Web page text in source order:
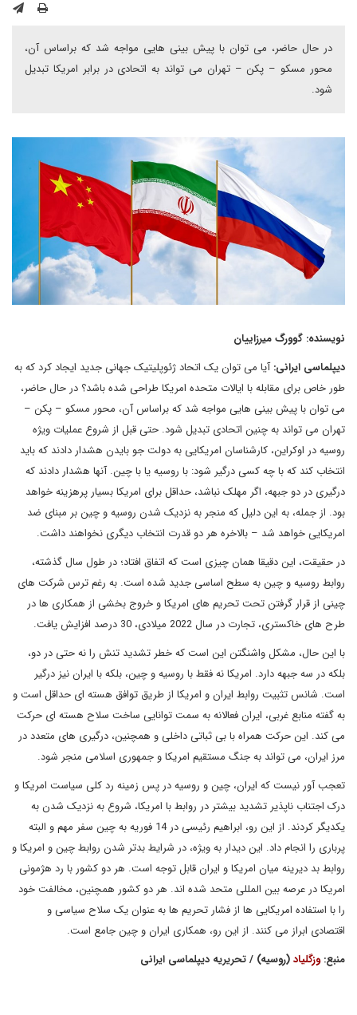
در حال حاضر، می توان با پیش بینی هایی مواجه شد که براساس آن،
محور مسکو – پکن – تهران می تواند به اتحادی در برابر امریکا تبدیل
شود.
نویسنده: گوورگ میرزاییان
دیپلماسی ایرانی:آیا می توان یک اتحاد ژئوپلیتیک جهانی جدید ایجاد کرد که به
طور خاص برای مقابله با ایالات متحده امریکا طراحی شده باشد؟ در حال حاضر،
می توان با پیش بینی هایی مواجه شد که براساس آن، محور مسکو – پکن –
تهران می تواند به چنین اتحادی تبدیل شود. حتی قبل از شروع عملیات ویژه
روسیه در اوکراین، کارشناسان امریکایی به دولت جو بایدن هشدار دادند که باید
انتخاب کند که با چه کسی درگیر شود: با روسیه یا با چین. آنها هشدار دادند که
درگیری در دو جبهه، اگر مهلک نباشد، حداقل برای امریکا بسیار پرهزینه خواهد
بود. از جمله، به این دلیل که منجر به نزدیک شدن روسیه و چین بر مبنای ضد
امریکایی خواهد شد – بالاخره هر دو قدرت انتخاب دیگری نخواهند داشت.
در حقیقت، این دقیقا همان چیزی است که اتفاق افتاد؛ در طول سال گذشته،
روابط روسیه و چین به سطح اساسی جدید شده است. به رغم ترس شرکت های
چینی از قرار گرفتن تحت تحریم های امریکا و خروج بخشی از همکاری ها در
طرح های خاکستری، تجارت در سال 2022 میلادی، 30 درصد افزایش یافت.
با این حال، مشکل واشنگتن این است که خطر تشدید تنش را نه حتی در دو،
بلکه در سه جبهه دارد. امریکا نه فقط با روسیه و چین، بلکه با ایران نیز درگیر
است. شانس تثبیت روابط ایران و امریکا از طریق توافق هسته ای حداقل است و
به گفته منابع غربی، ایران فعالانه به سمت توانایی ساخت سلاح هسته ای حرکت
می کند. این حرکت همراه با بی ‌ثباتی داخلی و همچنین، درگیری‌ های متعدد در
مرز ایران، می ‌تواند به جنگ مستقیم امریکا و جمهوری اسلامی منجر شود.
تعجب آور نیست که ایران، چین و روسیه در پس زمینه رد کلی سیاست امریکا و
درک اجتناب ناپذیر تشدید بیشتر در روابط با امریکا، شروع به نزدیک شدن به
یکدیگر کردند. از این رو، ابراهیم رئیسی در 14 فوریه به چین سفر مهم و البته
پرباری را انجام داد. این دیدار به ویژه، در شرایط بدتر شدن روابط چین و امریکا و
روابط بد دیرینه میان امریکا و ایران قابل توجه است. هر دو کشور با رد هژمونی
امریکا در عرصه بین‌ المللی متحد شده‌ اند. هر دو کشور همچنین، مخالفت خود
را با استفاده امریکایی ها از فشار تحریم ها به عنوان یک سلاح سیاسی و
اقتصادی ابراز می کنند. از این رو، همکاری ایران و چین جامع است.
منبع:وزگلیاد(روسیه) / تحریریه دیپلماسی ایرانی